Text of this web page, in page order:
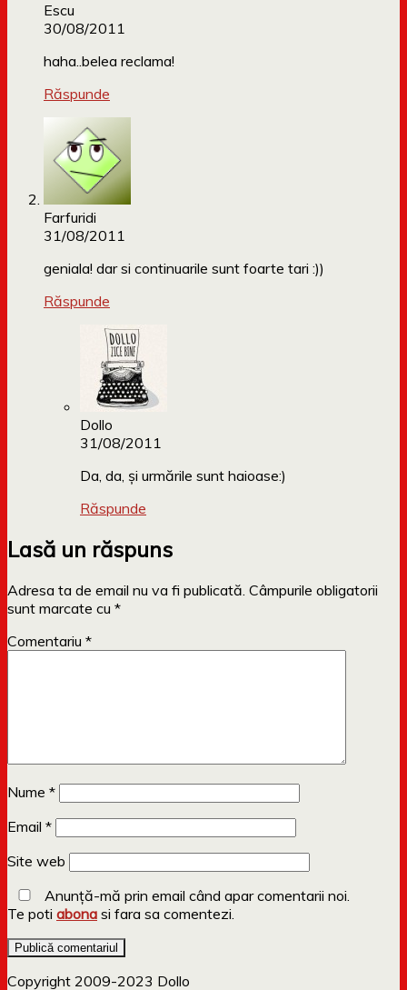
Escu
30/08/2011
haha..belea reclama!
Răspunde
Farfuridi
31/08/2011
geniala! dar si continuarile sunt foarte tari :))
Răspunde
Dollo
31/08/2011
Da, da, și urmările sunt haioase:)
Răspunde
Lasă un răspuns
Adresa ta de email nu va fi publicată. Câmpurile obligatorii
sunt marcate cu *
Comentariu *
Nume *
Email *
Site web
Anunță-mă prin email când apar comentarii noi.
Te poti abona si fara sa comentezi.
Copyright 2009-2023 Dollo